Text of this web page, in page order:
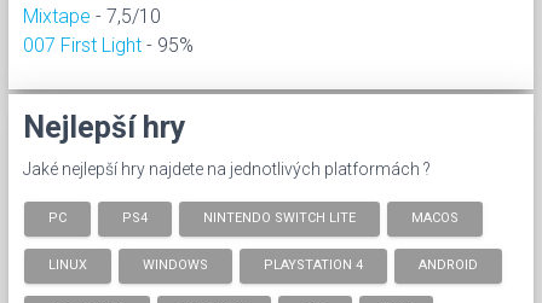
Mixtape - 7,5/10
007 First Light - 95%
Nejlepší hry
Jaké nejlepší hry najdete na jednotlivých platformách ?
PC PS4 NINTENDO SWITCH LITE MACOS
LINUX WINDOWS PLAYSTATION 4 ANDROID